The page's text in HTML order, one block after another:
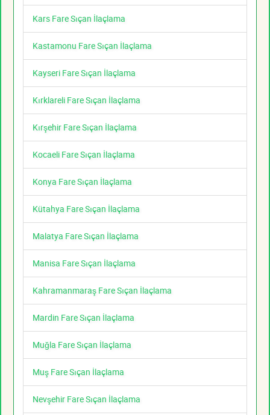
Kars Fare Sıçan İlaçlama
Kastamonu Fare Sıçan İlaçlama
Kayseri Fare Sıçan İlaçlama
Kırklareli Fare Sıçan İlaçlama
Kırşehir Fare Sıçan İlaçlama
Kocaeli Fare Sıçan İlaçlama
Konya Fare Sıçan İlaçlama
Kütahya Fare Sıçan İlaçlama
Malatya Fare Sıçan İlaçlama
Manisa Fare Sıçan İlaçlama
Kahramanmaraş Fare Sıçan İlaçlama
Mardin Fare Sıçan İlaçlama
Muğla Fare Sıçan İlaçlama
Muş Fare Sıçan İlaçlama
Nevşehir Fare Sıçan İlaçlama